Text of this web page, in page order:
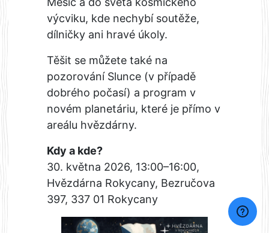
výcviku, kde nechybí soutěže,
dílničky ani hravé úkoly.
Těšit se můžete také na
pozorování Slunce (v případě
dobrého počasí) a program v
novém planetáriu, které je přímo v
areálu hvězdárny.
Kdy a kde?
30. května 2026, 13:00–16:00,
Hvězdárna Rokycany, Bezručova
397, 337 01 Rokycany